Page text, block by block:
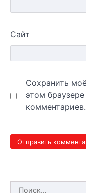
Сайт
Сохранить
этом
комментариев.
Найти: